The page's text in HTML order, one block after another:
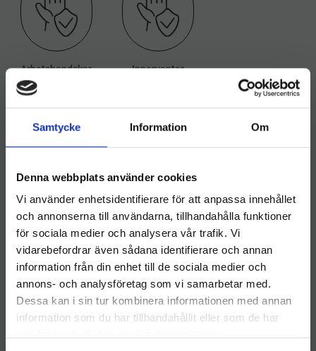
Samtycke Information Om
Denna webbplats använder cookies
Vi använder enhetsidentifierare för att anpassa innehållet
och annonserna till användarna, tillhandahålla funktioner
för sociala medier och analysera vår trafik. Vi
vidarebefordrar även sådana identifierare och annan
information från din enhet till de sociala medier och
annons- och analysföretag som vi samarbetar med.
Dessa kan i sin tur kombinera informationen med annan
information som du har tillhandahållit eller som de har
Arbetshandskar Innervantar
Hygieneleeds utökar sitt
Durable-sortimentet
Välkommen till hygieneleeds.se
Vill du handla som företag eller privatperson?
FÖRETAG